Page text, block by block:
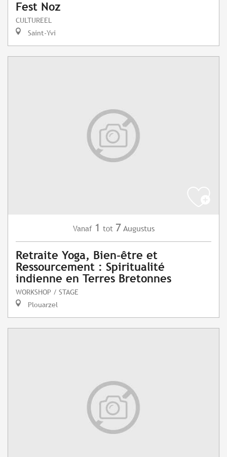
Fest Noz
CULTUREEL
Saint-Yvi
Vanaf 1 tot 7 Augustus
Retraite Yoga, Bien-être et
Ressourcement : Spiritualité
indienne en Terres Bretonnes
WORKSHOP / STAGE
Plouarzel